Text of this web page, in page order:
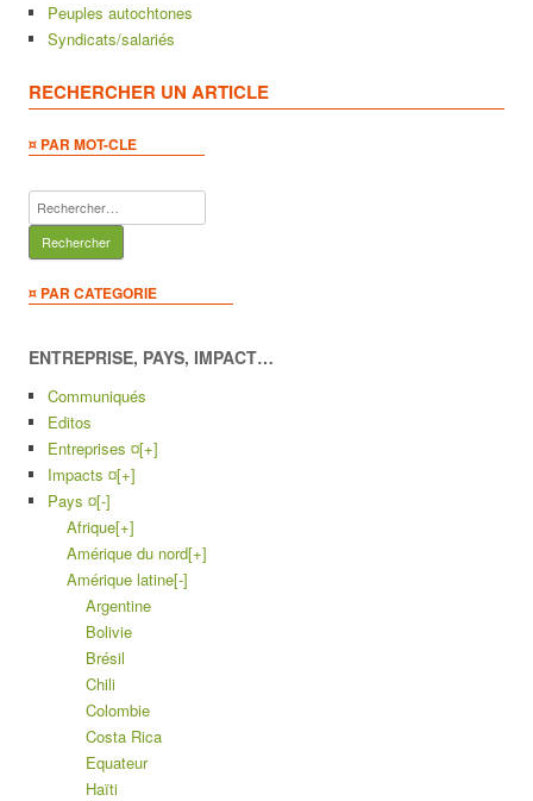
Peuples autochtones
Syndicats/salariés
RECHERCHER UN ARTICLE
¤ PAR MOT-CLE
Rechercher :
¤ PAR CATEGORIE
ENTREPRISE, PAYS, IMPACT…
Communiqués
Editos
Entreprises ¤[+]
Impacts ¤[+]
Pays ¤[-]
Afrique[+]
Amérique du nord[+]
Amérique latine[-]
Argentine
Bolivie
Brésil
Chili
Colombie
Costa Rica
Equateur
Haïti